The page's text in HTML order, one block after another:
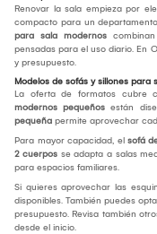
Renovar la sala empieza por
compacto para un
para sala modernos
pensadas para el uso diario. En
y presupuesto.
Modelos de sofás y sillones para
La oferta de formatos cubre
modernos pequeños están
pequeña permite aprovechar
Para mayor capacidad, el sofá
2 cuerpos se adapta a salas
para espacios familiares.
Si quieres aprovechar las
disponibles. También puedes
presupuesto. Revisa también
desde el inicio.